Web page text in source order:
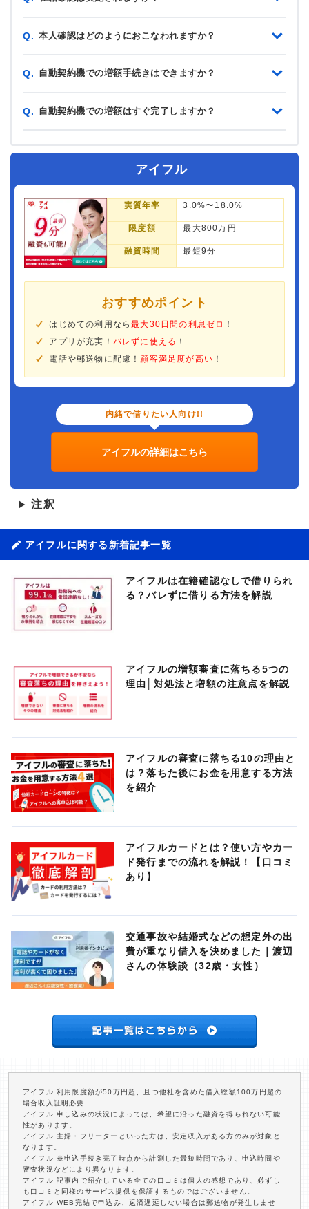
Q. 本人確認はどのようにおこなわれますか？
Q. 自動契約機での増額手続きはできますか？
Q. 自動契約機での増額はすぐ完了しますか？
アイフル
実質年率 3.0%〜18.0%
限度額 最大800万円
融資時間 最短9分
おすすめポイント
はじめての利用なら最大30日間の利息ゼロ ！
アプリが充実！ バレずに使える ！
電話や郵送物に配慮！ 顧客満足度が高い ！
内緒で借りたい人向け!!
アイフルの詳細はこちら
▶ 注釈
アイフルに関する新着記事一覧
アイフルは在籍確認なしで借りられ
る？バレずに借りる方法を解説
アイフルの増額審査に落ちる5つの
理由│対処法と増額の注意点を解説
アイフルの審査に落ちる10の理由と
は？落ちた後にお金を用意する方法
を紹介
アイフルカードとは？使い方やカー
ド発行までの流れを解説！【口コミ
あり】
交通事故や結婚式などの想定外の出
費が重なり借入を決めました｜渡辺
さんの体験談（32歳・女性）
アイフル 利用限度額が50万円超、且つ他社を含めた借入総額100万円超の
場合収入証明必要
アイフル 申し込みの状況によっては、希望に沿った融資を得られない可能
性があります。
アイフル 主婦・フリーターといった方は、安定収入がある方のみが対象と
なります。
アイフル ※申込手続き完了時点から計測した最短時間であり、申込時間や
審査状況などにより異なります。
アイフル 記事内で紹介している全ての口コミは個人の感想であり、必ずし
も口コミと同様のサービス提供を保証するものではございません。
アイフル WEB完結で申込み、返済遅延しない場合は郵送物が発生しませ